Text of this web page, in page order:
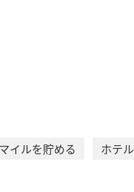
マイルを貯める ホテル